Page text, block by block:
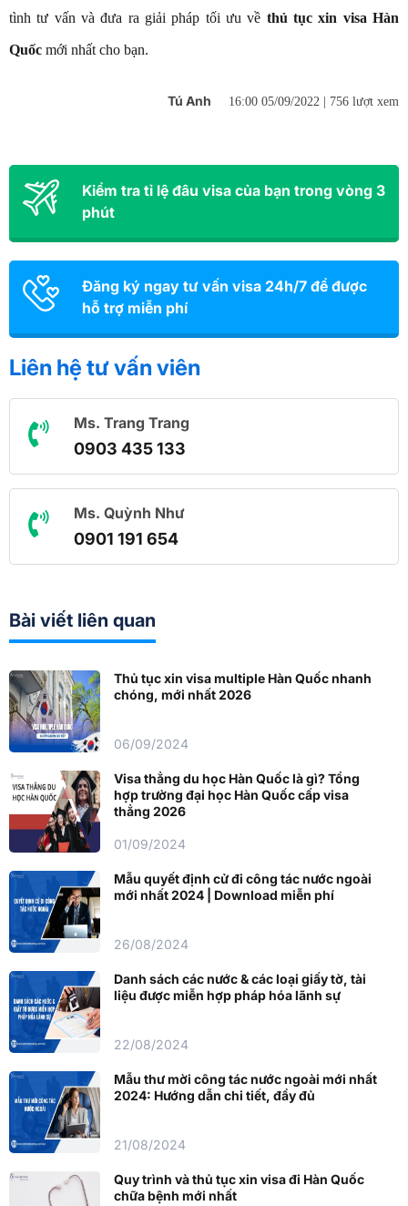
tình tư vấn và đưa ra giải pháp tối ưu về thủ tục xin visa Hàn
Quốc mới nhất cho bạn.
Tú Anh 16:00 05/09/2022 | 756 lượt xem
Kiểm tra tỉ lệ đâu visa của bạn trong vòng 3
phút
Đăng ký ngay tư vấn visa 24h/7 để được
hỗ trợ miễn phí
Liên hệ tư vấn viên
Ms. Trang Trang
0903 435 133
Ms. Quỳnh Như
0901 191 654
Bài viết liên quan
Thủ tục xin visa multiple Hàn Quốc nhanh
chóng, mới nhất 2026
06/09/2024
Visa thẳng du học Hàn Quốc là gì? Tổng
hợp trường đại học Hàn Quốc cấp visa
thẳng 2026
01/09/2024
Mẫu quyết định cử đi công tác nước ngoài
mới nhất 2024 | Download miễn phí
26/08/2024
Danh sách các nước & các loại giấy tờ, tài
liệu được miễn hợp pháp hóa lãnh sự
22/08/2024
Mẫu thư mời công tác nước ngoài mới nhất
2024: Hướng dẫn chi tiết, đầy đủ
21/08/2024
Quy trình và thủ tục xin visa đi Hàn Quốc
chữa bệnh mới nhất